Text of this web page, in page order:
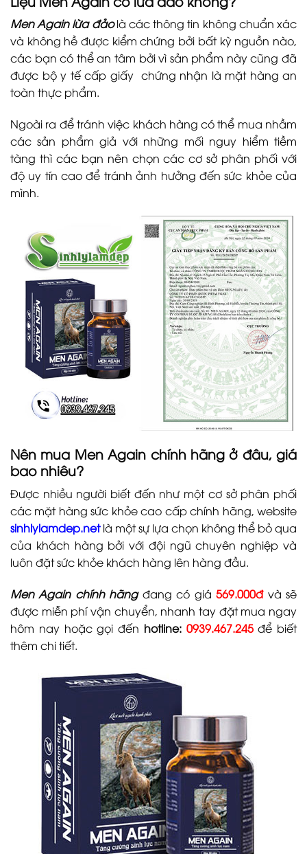
Men Again lừa đảolà các thông tin không chuẩn xác
và không hề được kiểm chứng bởi bất kỳ nguồn nào,
các bạn có thể an tâm bởi vì sản phẩm này cũng đã
được bộ y tế cấp giấy chứng nhận là mặt hàng an
toàn thực phẩm.
Ngoài ra để tránh việc khách hàng có thể mua nhầm
các sản phẩm giả với những mối nguy hiểm tiềm
tàng thì các bạn nên chọn các cơ sở phân phối với
độ uy tín cao để tránh ảnh hưởng đến sức khỏe của
mình.
Nên mua Men Again chính hãng ở đâu, giá
bao nhiêu?
Được nhiều người biết đến như một cơ sở phân phối
các mặt hàng sức khỏe cao cấp chính hãng, website
sinhlylamdep.netlà một sự lựa chọn không thể bỏ qua
của khách hàng bởi với đội ngũ chuyên nghiệp và
luôn đặt sức khỏe khách hàng lên hàng đầu.
Men Again chính hãng đang có giá569.000đ và sẽ
được miễn phí vận chuyển, nhanh tay đặt mua ngay
hôm nay hoặc gọi đến hotline: 0939.467.245để biết
thêm chi tiết.